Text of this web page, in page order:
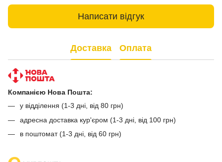
Написати відгук
Доставка Оплата
Компанією Нова Пошта:
у відділення (1-3 дні, від 80 грн)
адресна доставка кур'єром (1-3 дні, від 100 грн)
в поштомат (1-3 дні, від 60 грн)